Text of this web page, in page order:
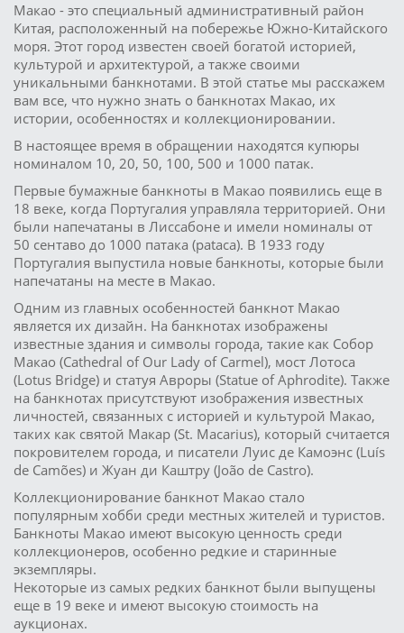
Макао - это специальный административный район
Китая, расположенный на побережье Южно-Китайского
моря. Этот город известен своей богатой историей,
культурой и архитектурой, а также своими
уникальными банкнотами. В этой статье мы расскажем
вам все, что нужно знать о банкнотах Макао, их
истории, особенностях и коллекционировании.
В настоящее время в обращении находятся купюры
номиналом 10, 20, 50, 100, 500 и 1000 патак.
Первые бумажные банкноты в Макао появились еще в
18 веке, когда Португалия управляла территорией. Они
были напечатаны в Лиссабоне и имели номиналы от
50 сентаво до 1000 патака (pataca). В 1933 году
Португалия выпустила новые банкноты, которые были
напечатаны на месте в Макао.
Одним из главных особенностей банкнот Макао
является их дизайн. На банкнотах изображены
известные здания и символы города, такие как Собор
Макао (Cathedral of Our Lady of Carmel), мост Лотоса
(Lotus Bridge) и статуя Авроры (Statue of Aphrodite). Также
на банкнотах присутствуют изображения известных
личностей, связанных с историей и культурой Макао,
таких как святой Макар (St. Macarius), который считается
покровителем города, и писатели Луис де Камоэнс (Luís
de Camões) и Жуан ди Каштру (João de Castro).
Коллекционирование банкнот Макао стало
популярным хобби среди местных жителей и туристов.
Банкноты Макао имеют высокую ценность среди
коллекционеров, особенно редкие и старинные
экземпляры.
Некоторые из самых редких банкнот были выпущены
еще в 19 веке и имеют высокую стоимость на
аукционах.